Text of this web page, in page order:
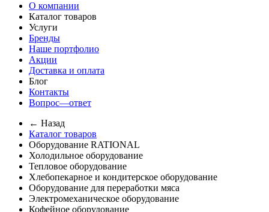
О компании
Каталог товаров
Услуги
Бренды
Наше портфолио
Акции
Доставка и оплата
Блог
Контакты
Вопрос—ответ
← Назад
Каталог товаров
Оборудование RATIONAL
Холодильное оборудование
Тепловое оборудование
Хлебопекарное и кондитерское оборудование
Оборудование для переработки мяса
Электромеханическое оборудование
Кофейное оборудование